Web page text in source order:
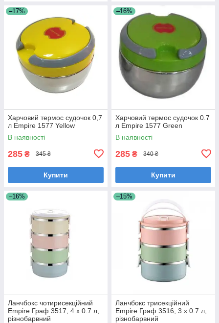
–17%
Харчовий термос судочок 0,7
л Empire 1577 Yellow
В наявності
285 ₴ 345 ₴
Купити
–16%
Харчовий термос судочок 0.7
л Empire 1577 Green
В наявності
285 ₴ 340 ₴
Купити
–16%
Ланчбокс чотирисекційний
Empire Граф 3517, 4 х 0.7 л,
різнобарвний
–15%
Ланчбокс трисекційний
Empire Граф 3516, 3 х 0.7 л,
різнобарвний